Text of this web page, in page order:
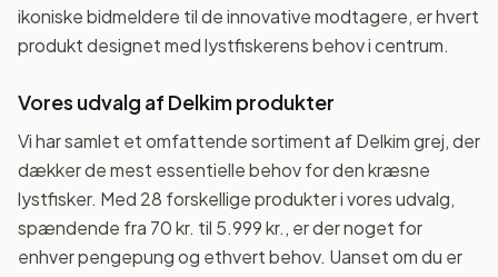
ikoniske bidmeldere til de innovative modtagere, er hvert
produkt designet med lystfiskerens behov i centrum.
Vores udvalg af Delkim produkter
Vi har samlet et omfattende sortiment af Delkim grej, der
dækker de mest essentielle behov for den kræsne
lystfisker. Med 28 forskellige produkter i vores udvalg,
spændende fra 70 kr. til 5.999 kr., er der noget for
enhver pengepung og ethvert behov. Uanset om du er